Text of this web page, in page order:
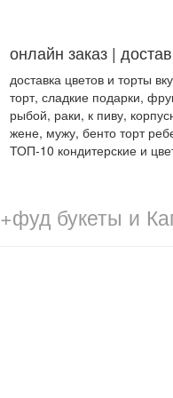
онлайн заказ |
доставка цветов и торты
торт, сладкие подарки,
рыбой, раки, к пиву,
жене, мужу, бенто торт
ТОП-10 кондитерские и
+фуд букеты и